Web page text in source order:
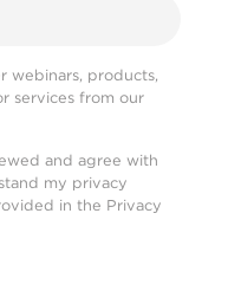
webinars, products,
services from our
and agree with
my privacy
in the Privacy